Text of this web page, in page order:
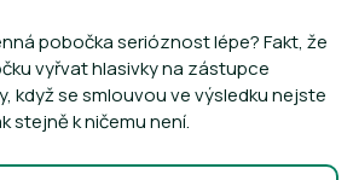
pobočka serióznost lépe? Fakt, že
vyřvat hlasivky na zástupce
když se smlouvou ve výsledku nejste
stejně k ničemu není.